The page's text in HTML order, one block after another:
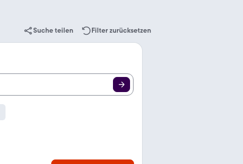
Suche teilen Filter zurücksetzen